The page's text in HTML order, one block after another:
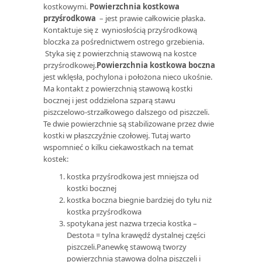
kostkowymi. Powierzchnia kostkowa
przyśrodkowa – jest prawie całkowicie płaska.
Kontaktuje się z wyniosłością przyśrodkową
bloczka za pośrednictwem ostrego grzebienia.
Styka się z powierzchnią stawową na kostce
przyśrodkowej.Powierzchnia kostkowa boczna
jest wklęsła, pochylona i położona nieco ukośnie.
Ma kontakt z powierzchnią stawową kostki
bocznej i jest oddzielona szparą stawu
piszczelowo-strzałkowego dalszego od piszczeli.
Te dwie powierzchnie są stabilizowane przez dwie
kostki w płaszczyźnie czołowej. Tutaj warto
wspomnieć o kilku ciekawostkach na temat
kostek:
kostka przyśrodkowa jest mniejsza od
kostki bocznej
kostka boczna biegnie bardziej do tyłu niż
kostka przyśrodkowa
spotykana jest nazwa trzecia kostka –
Destota = tylna krawędź dystalnej części
piszczeli.Panewkę stawową tworzy
powierzchnia stawowa dolna piszczeli i